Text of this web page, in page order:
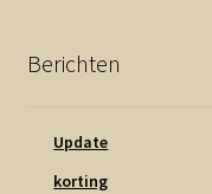
Berichten
Update
korting